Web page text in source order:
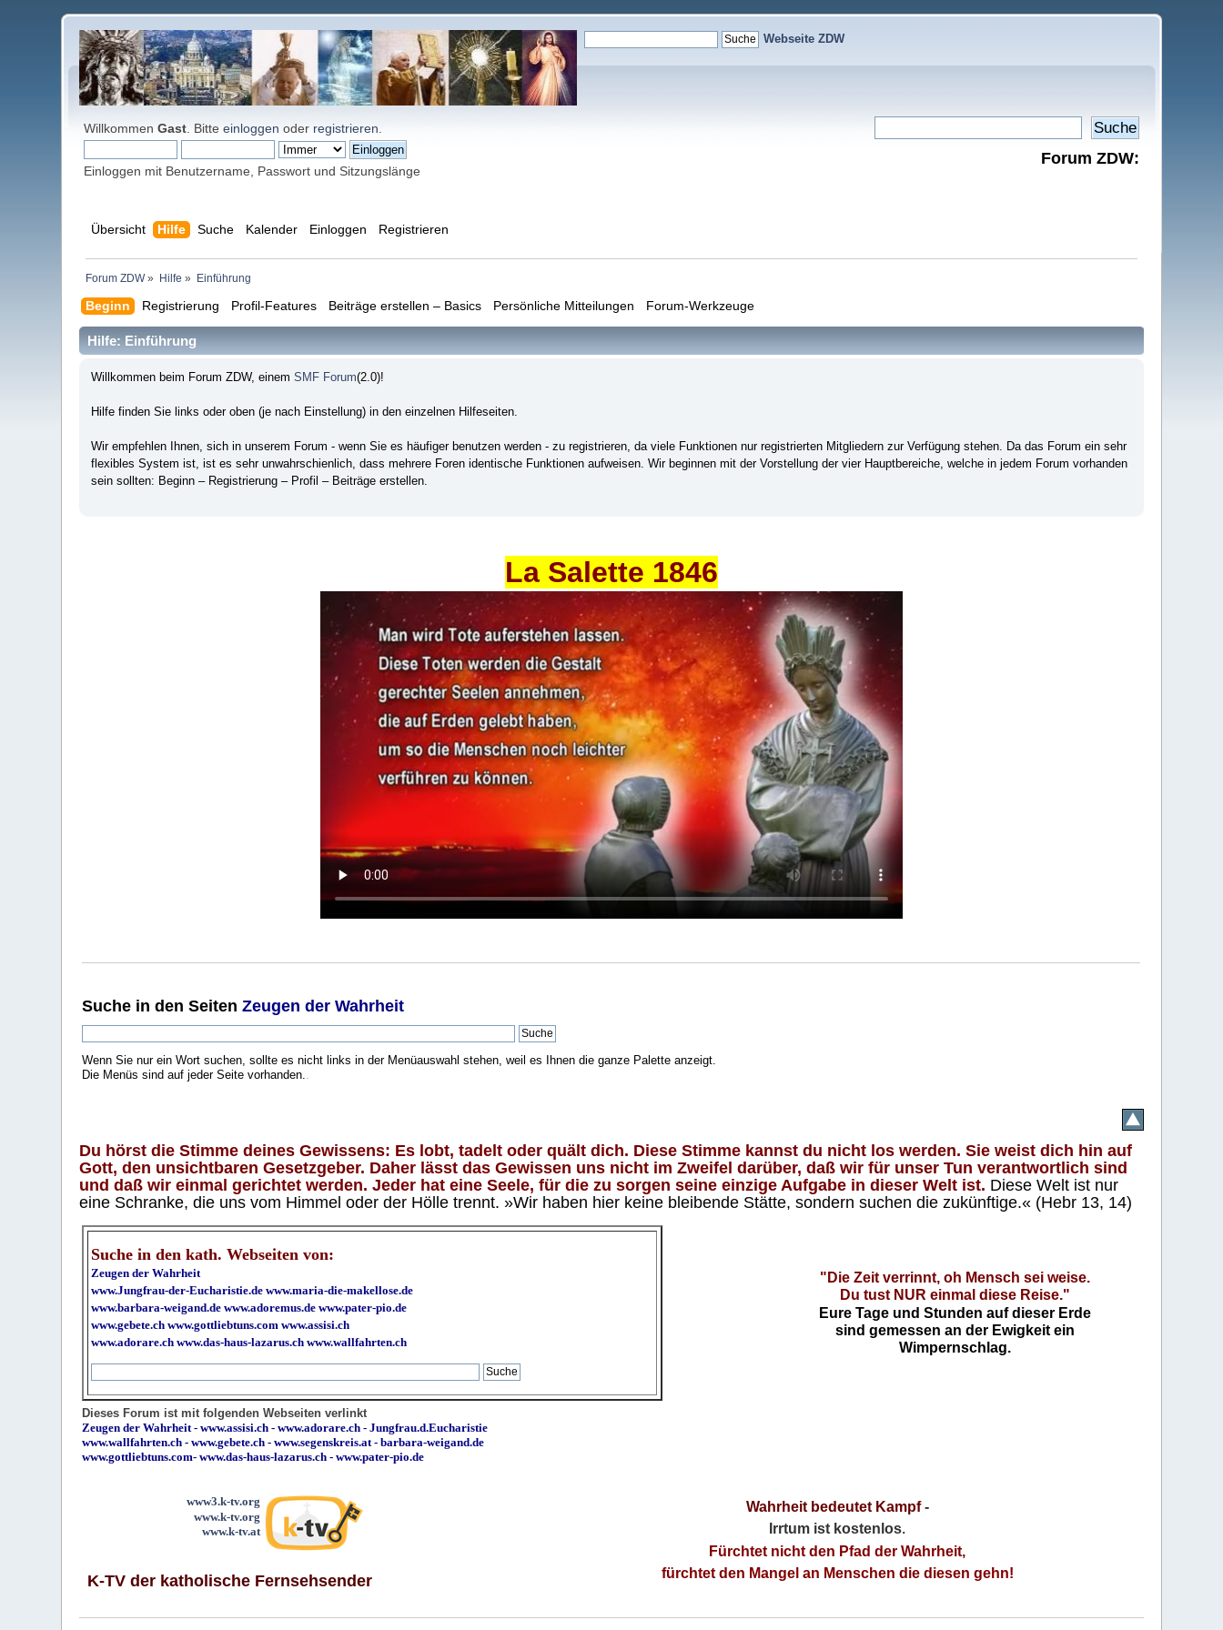
Webseite ZDW
WillkommenGast . Bitteeinloggen oder registrieren
Einloggen mit Benutzername, Passwort und Sitzungslänge
Forum ZDW:
Übersicht Hilfe Suche Kalender Einloggen Registrieren
Forum ZDW» Hilfe » Einführung
Beginn Registrierung Profil-Features Beiträge erstellen – Basics Persönliche Mitteilungen Forum-Werkzeuge
Hilfe: Einführung
Willkommen beim Forum ZDW, einem SMF Forum(2.0)!
Hilfe finden Sie links oder oben (je nach Einstellung) in den einzelnen Hilfeseiten.
Wir empfehlen Ihnen, sich in unserem Forum - wenn Sie es häufiger benutzen werden - zu registrieren, da viele Funktionen nur registrierten Mitgliedern zur Verfügung stehen. Da das Forum ein sehr
flexibles System ist, ist es sehr unwahrschienlich, dass mehrere Foren identische Funktionen aufweisen. Wir beginnen mit der Vorstellung der vier Hauptbereiche, welche in jedem Forum vorhanden
sein sollten: Beginn – Registrierung – Profil – Beiträge erstellen.
La Salette 1846
Suche in den SeitenZeugen der Wahrheit
Wenn Sie nur ein Wort suchen, sollte es nicht links in der Menüauswahl stehen, weil es Ihnen die ganze Palette anzeigt.
Die Menüs sind auf jeder Seite vorhanden..
Du hörst die Stimme deines Gewissens: Es lobt, tadelt oder quält dich. Diese Stimme kannst du nicht los werden. Sie weist dich hin auf
Gott, den unsichtbaren Gesetzgeber. Daher lässt das Gewissen uns nicht im Zweifel darüber, daß wir für unser Tun verantwortlich sind
und daß wir einmal gerichtet werden. Jeder hat eine Seele, für die zu sorgen seine einzige Aufgabe in dieser Welt ist. Diese Welt ist nur
eine Schranke, die uns vom Himmel oder der Hölle trennt. »Wir haben hier keine bleibende Stätte, sondern suchen die zukünftige.« (Hebr 13, 14)
Suche in den kath. Webseiten von:
Zeugen der Wahrheit
www.Jungfrau-der-Eucharistie.de www.maria-die-makellose.de
www.barbara-weigand.de www.adoremus.de www.pater-pio.de
www.gebete.ch www.gottliebtuns.com www.assisi.ch
www.adorare.ch www.das-haus-lazarus.ch www.wallfahrten.ch
"Die Zeit verrinnt, oh Mensch sei weise.
Du tust NUR einmal diese Reise."
Eure Tage und Stunden auf dieser Erde
sind gemessen an der Ewigkeit ein
Wimpernschlag.
Dieses Forum ist mit folgenden Webseiten verlinkt
Zeugen der Wahrheit-www.assisi.ch -www.adorare.ch -Jungfrau.d.Eucharistie
www.wallfahrten.ch -www.gebete.ch -www.segenskreis.at-barbara-weigand.de
www.gottliebtuns.com-www.das-haus-lazarus.ch - www.pater-pio.de
www3.k-tv.org
www.k-tv.org
www.k-tv.at
K-TV der katholische Fernsehsender
Wahrheit bedeutet Kampf-
Irrtum ist kostenlos.
Fürchtet nicht den Pfad der Wahrheit,
fürchtet den Mangel an Menschen die diesen gehn!